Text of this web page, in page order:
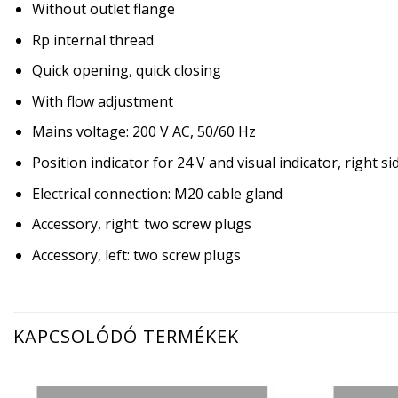
Without outlet flange
Rp internal thread
Quick opening, quick closing
With flow adjustment
Mains voltage: 200 V AC, 50/60 Hz
Position indicator for 24 V and visual indicator, right
Electrical connection: M20 cable gland
Accessory, right: two screw plugs
Accessory, left: two screw plugs
KAPCSOLÓDÓ TERMÉKEK